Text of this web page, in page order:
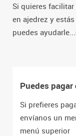
Si quieres
en ajedrez y
puedes
Puedes
Si prefieres
envíanos un
menú superior